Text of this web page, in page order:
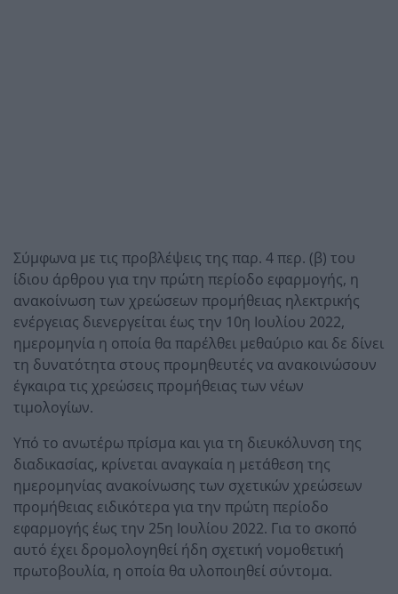
Σύμφωνα με τις προβλέψεις της παρ. 4 περ. (β) του
ίδιου άρθρου για την πρώτη περίοδο εφαρμογής, η
ανακοίνωση των χρεώσεων προμήθειας ηλεκτρικής
ενέργειας διενεργείται έως την 10η Ιουλίου 2022,
ημερομηνία η οποία θα παρέλθει μεθαύριο και δε δίνει
τη δυνατότητα στους προμηθευτές να ανακοινώσουν
έγκαιρα τις χρεώσεις προμήθειας των νέων
τιμολογίων.
Υπό το ανωτέρω πρίσμα και για τη διευκόλυνση της
διαδικασίας, κρίνεται αναγκαία η μετάθεση της
ημερομηνίας ανακοίνωσης των σχετικών χρεώσεων
προμήθειας ειδικότερα για την πρώτη περίοδο
εφαρμογής έως την 25η Ιουλίου 2022. Για το σκοπό
αυτό έχει δρομολογηθεί ήδη σχετική νομοθετική
πρωτοβουλία, η οποία θα υλοποιηθεί σύντομα.